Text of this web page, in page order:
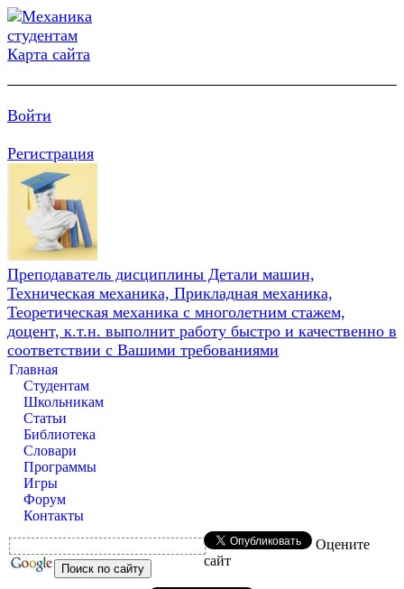
Карта сайта
Войти
Регистрация
Преподаватель дисциплины Детали машин,
Техническая механика, Прикладная механика,
Теоретическая механика с многолетним стажем,
доцент, к.т.н. выполнит работу быстро и качественно в
соответствии с Вашими требованиями
Главная
Студентам
Школьникам
Статьи
Библиотека
Словари
Программы
Игры
Форум
Контакты
Оцените
сайт